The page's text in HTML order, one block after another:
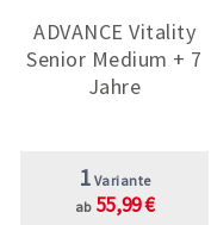
ADVANCE Vitality
Senior Medium + 7
Jahre
1 Variante
ab 55,99 €